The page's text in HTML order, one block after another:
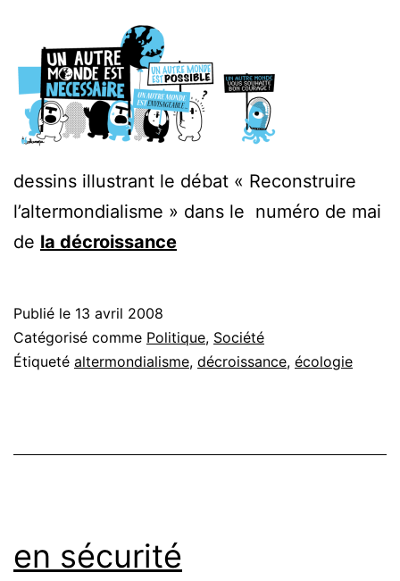
dessins illustrant le débat « Reconstruire
l’altermondialisme » dans le numéro de mai
de la décroissance
Publié le 13 avril 2008
Catégorisé comme Politique, Société
Étiqueté altermondialisme, décroissance, écologie
en sécurité